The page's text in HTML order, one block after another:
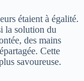
étaient à égalité.
la solution du
des mains
Cette
savoureuse.